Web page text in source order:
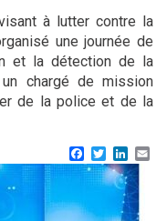
à lutter contre la
une journée de
et la détection de la
chargé de mission
de la police et de la
Facebook
Twitter